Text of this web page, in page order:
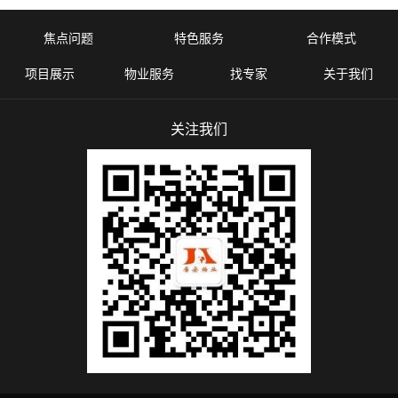
焦点问题 特色服务 合作模式
项目展示 物业服务 找专家 关于我们
关注我们